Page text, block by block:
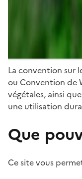
La convention sur
ou Convention de
végétales, ainsi
une utilisation
Que
Ce site vous